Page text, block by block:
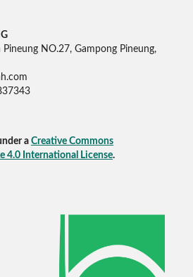
Pineung NO.27, Gampong Pineung,
a Creative Commons
4.0 International License.